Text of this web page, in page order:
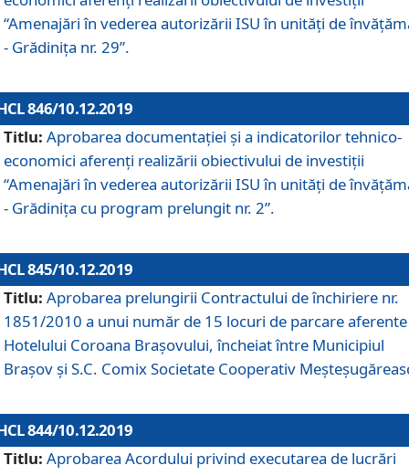
“Amenajări în vederea autorizării ISU în unități de
- Grădinița nr. 29”.
846/10.12.2019
Titlu: Aprobarea documentației și a indicatorilor tehnico-
economici aferenți realizării obiectivului de investiții
“Amenajări în vederea autorizării ISU în unități de
- Grădinița cu program prelungit nr. 2”.
845/10.12.2019
Titlu: Aprobarea prelungirii Contractului de închiriere nr.
1851/2010 a unui număr de 15 locuri de parcare aferente
Hotelului Coroana Brașovului, încheiat între Municipiul
Braşov şi S.C. Comix Societate Cooperativ
844/10.12.2019
Titlu: Aprobarea Acordului privind executarea de lucrări